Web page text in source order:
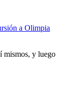
a Olimpia
mismos, y luego